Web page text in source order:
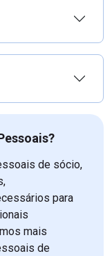
de sócio,
para
mais
de